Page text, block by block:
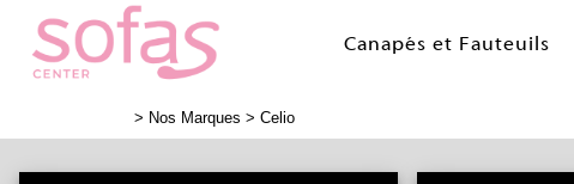
Canapés et Fauteuils
> Nos Marques > Celio